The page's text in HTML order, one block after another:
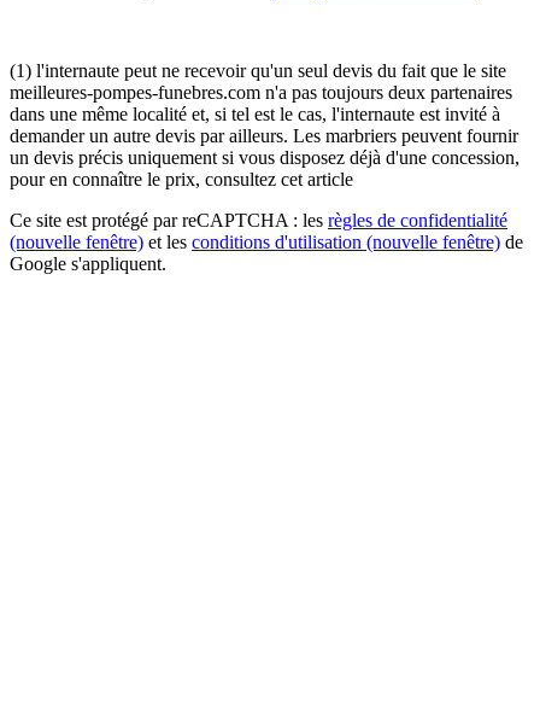
(1) l'internaute peut ne recevoir qu'un seul devis du fait que le site
meilleures-pompes-funebres.com n'a pas toujours deux partenaires
dans une même localité et, si tel est le cas, l'internaute est invité à
demander un autre devis par ailleurs. Les marbriers peuvent fournir
un devis précis uniquement si vous disposez déjà d'une concession,
pour en connaître le prix, consultez cet article
Ce site est protégé par reCAPTCHA : les règles de confidentialité
(nouvelle fenêtre) et les conditions d'utilisation (nouvelle fenêtre) de
Google s'appliquent.